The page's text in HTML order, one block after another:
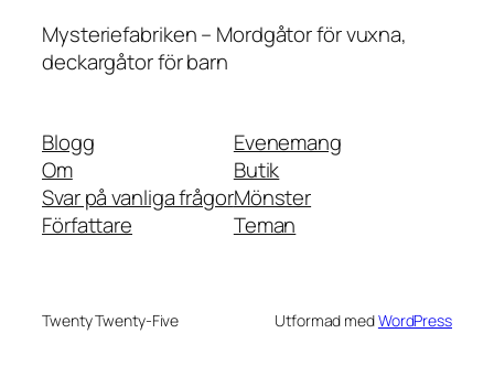
Mysteriefabriken – Mordgåtor för vuxna,
deckargåtor för barn
Blogg
Om
Svar på vanliga frågor
Författare
Evenemang
Butik
Mönster
Teman
Twenty Twenty-Five Utformad medWordPress